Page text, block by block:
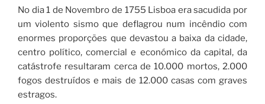
No dia 1 de Novembro de 1755 Lisboa era sacudida por
um violento sismo que deflagrou num incêndio com
enormes proporções que devastou a baixa da cidade,
centro político, comercial e económico da capital, da
catástrofe resultaram cerca de 10.000 mortos, 2.000
fogos destruídos e mais de 12.000 casas com graves
estragos.